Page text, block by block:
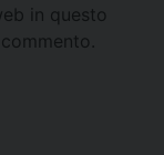
in questo